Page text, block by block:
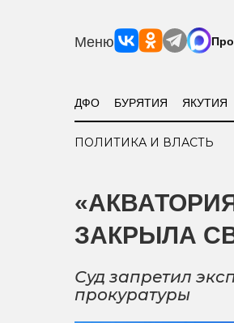
Меню
ДФО БУРЯТИЯ ЯКУТИЯ
ПОЛИТИКА И ВЛАСТЬ
ЗАКРЫЛА
Суд запретил
прокуратуры